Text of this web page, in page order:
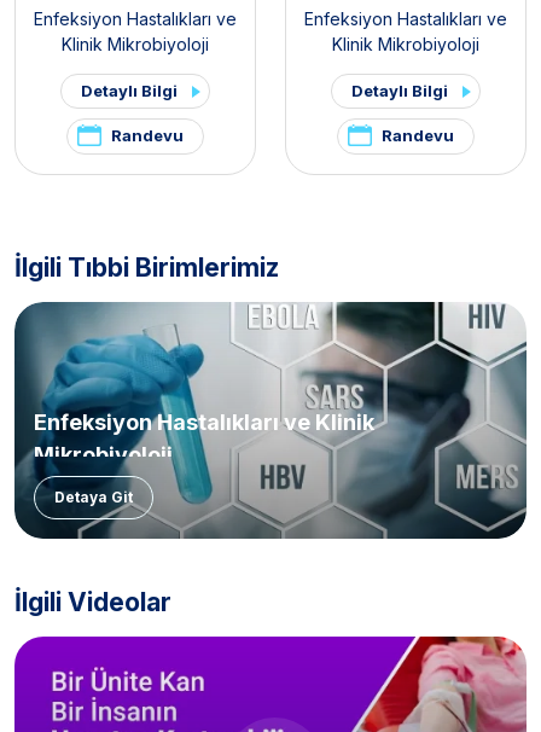
Enfeksiyon Hastalıkları ve
Klinik Mikrobiyoloji
Detaylı Bilgi
Randevu
Enfeksiyon Hastalıkları ve
Klinik Mikrobiyoloji
Detaylı Bilgi
Randevu
İlgili Tıbbi Birimlerimiz
Enfeksiyon Hastalıkları ve Klinik
Mikrobiyoloji
Detaya Git
İlgili Videolar